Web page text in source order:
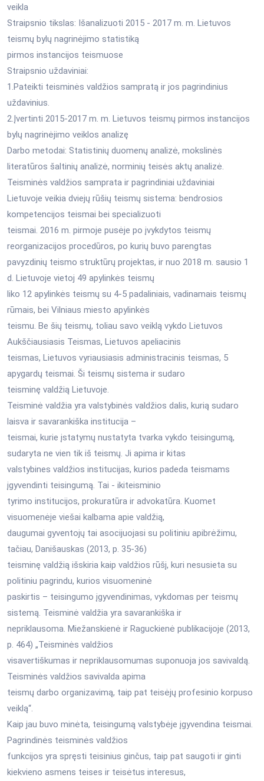
veikla
Straipsnio tikslas: Išanalizuoti 2015 - 2017 m. m. Lietuvos
teismų bylų nagrinėjimo statistiką
pirmos instancijos teismuose
Straipsnio uždaviniai:
1.Pateikti teisminės valdžios sampratą ir jos pagrindinius
uždavinius.
2.Įvertinti 2015-2017 m. m. Lietuvos teismų pirmos instancijos
bylų nagrinėjimo veiklos analizę
Darbo metodai: Statistinių duomenų analizė, mokslinės
literatūros šaltinių analizė, norminių teisės aktų analizė.
Teisminės valdžios samprata ir pagrindiniai uždaviniai
Lietuvoje veikia dviejų rūšių teismų sistema: bendrosios
kompetencijos teismai bei specializuoti
teismai. 2016 m. pirmoje pusėje po įvykdytos teismų
reorganizacijos procedūros, po kurių buvo parengtas
pavyzdinių teismo struktūrų projektas, ir nuo 2018 m. sausio 1
d. Lietuvoje vietoj 49 apylinkės teismų
liko 12 apylinkės teismų su 4-5 padaliniais, vadinamais teismų
rūmais, bei Vilniaus miesto apylinkės
teismu. Be šių teismų, toliau savo veiklą vykdo Lietuvos
Aukščiausiasis Teismas, Lietuvos apeliacinis
teismas, Lietuvos vyriausiasis administracinis teismas, 5
apygardų teismai. Ši teismų sistema ir sudaro
teisminę valdžią Lietuvoje.
Teisminė valdžia yra valstybinės valdžios dalis, kurią sudaro
laisva ir savarankiška institucija –
teismai, kurie įstatymų nustatyta tvarka vykdo teisingumą,
sudaryta ne vien tik iš teismų. Ji apima ir kitas
valstybines valdžios institucijas, kurios padeda teismams
įgyvendinti teisingumą. Tai - ikiteisminio
tyrimo institucijos, prokuratūra ir advokatūra. Kuomet
visuomenėje viešai kalbama apie valdžią,
daugumai gyventojų tai asocijuojasi su politiniu apibrėžimu,
tačiau, Danišauskas (2013, p. 35-36)
teisminę valdžią išskiria kaip valdžios rūšį, kuri nesusieta su
politiniu pagrindu, kurios visuomeninė
paskirtis – teisingumo įgyvendinimas, vykdomas per teismų
sistemą. Teisminė valdžia yra savarankiška ir
nepriklausoma. Miežanskienė ir Raguckienė publikacijoje (2013,
p. 464) „Teisminės valdžios
visavertiškumas ir nepriklausomumas suponuoja jos savivaldą.
Teisminės valdžios savivalda apima
teismų darbo organizavimą, taip pat teisėjų profesinio korpuso
veiklą“.
Kaip jau buvo minėta, teisingumą valstybėje įgyvendina teismai.
Pagrindinės teisminės valdžios
funkcijos yra spręsti teisinius ginčus, taip pat saugoti ir ginti
kiekvieno asmens teises ir teisėtus interesus,